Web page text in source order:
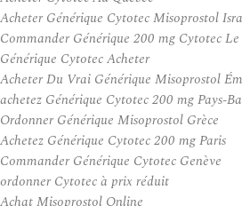
Acheter Générique Cytotec Misoprostol
Commander Générique 200 mg Cytotec
Générique Cytotec Acheter
Acheter Du Vrai Générique Misoprostol
achetez Générique Cytotec 200 mg Pays-
Ordonner Générique Misoprostol Grèce
Achetez Générique Cytotec 200 mg Paris
Commander Générique Cytotec Genève
ordonner Cytotec à prix réduit